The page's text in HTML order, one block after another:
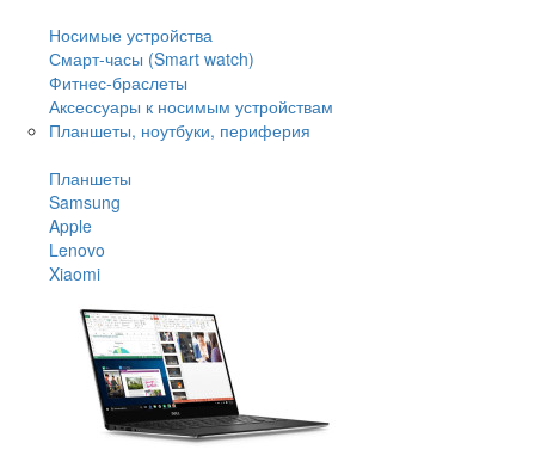
Носимые устройства
Смарт-часы (Smart watch)
Фитнес-браслеты
Аксессуары к носимым устройствам
Планшеты, ноутбуки, периферия
Планшеты
Samsung
Apple
Lenovo
Xiaomi